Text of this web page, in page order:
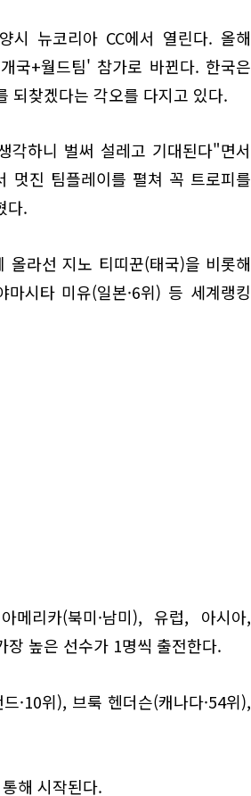
시 뉴코리아 CC에서 열린다. 올해
국+월드팀' 참가로 바뀐다. 한국은
되찾겠다는 각오를 다지고 있다.
각하니 벌써 설레고 기대된다"면서
멋진 팀플레이를 펼쳐 꼭 트로피를
다.
라선 지노 티띠꾼(태국)을 비롯해
시타 미유(일본·6위) 등 세계랭킹
리카(북미·남미), 유럽, 아시아,
장 높은 선수가 1명씩 출전한다.
·10위), 브룩 헨더슨(캐나다·54위),
해 시작된다.